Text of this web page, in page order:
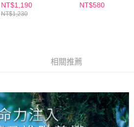
400mL(5α高效控油/草
本去屑/玫瑰強健豐
NT$1,190
NT$1,230
精 400mL
NT$580
相關推薦